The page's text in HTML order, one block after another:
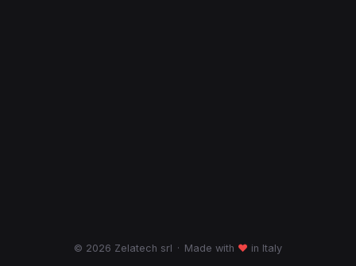
© 2026 Zelatech srl · Made with ♥ in Italy